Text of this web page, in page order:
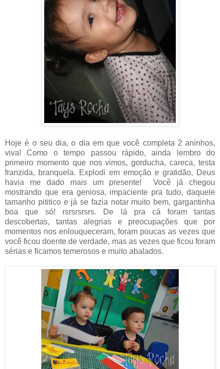
Hoje é o seu dia, o dia em que você completa 2 aninhos,
viva! Como o tempo passou rápido, ainda lembro do
primeiro momento que nos vimos, gorducha, careca, testa
franzida, branquela. Explodi em emoção e gratidão, Deus
havia me dado mais um presente! Você já chegou
mostrando que era geniosa, impaciente pra tudo, daquele
tamanho pititico e já se fazia notar muito bem, gargantinha
boa que só! rsrsrsrsrs. De lá pra cá foram tantas
descobertas, tantas alegrias e preocupações que por
momentos nos enlouqueceram, foram poucas as vezes que
você ficou doente de verdade, mas as vezes que ficou foram
sérias e ficamos temerosos e muito abalados.